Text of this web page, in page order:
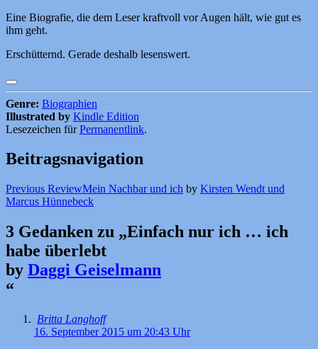
Eine Biografie, die dem Leser kraftvoll vor Augen hält, wie gut es
ihm geht.
Erschütternd. Gerade deshalb lesenswert.
Genre: Biographien
Illustrated by Kindle Edition
Lesezeichen fürPermanentlink.
Beitragsnavigation
Previous ReviewMein Nachbar und ich by Kirsten Wendt und
Marcus Hünnebeck
3 Gedanken zu „Einfach nur ich … ich
habe überlebt
by Daggi Geiselmann
“
Britta Langhoff
16. September 2015 um 20:43 Uhr